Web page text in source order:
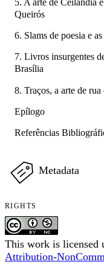
5. A arte de Ceilândia
Queirós
6. Slams de poesia e
7. Livros insurgentes
Brasília
8. Traços, a arte de
Epílogo
Referências
Metadata
RIGHTS
This work is licensed
Attribution-